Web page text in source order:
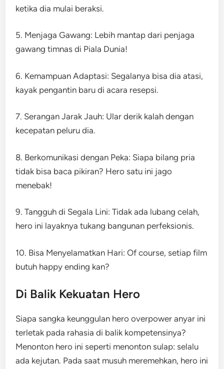
ketika dia mulai beraksi.
5. Menjaga Gawang: Lebih mantap dari penjaga
gawang timnas di Piala Dunia!
6. Kemampuan Adaptasi: Segalanya bisa dia atasi,
kayak pengantin baru di acara resepsi.
7. Serangan Jarak Jauh: Ular derik kalah dengan
kecepatan peluru dia.
8. Berkomunikasi dengan Peka: Siapa bilang pria
tidak bisa baca pikiran? Hero satu ini jago
menebak!
9. Tangguh di Segala Lini: Tidak ada lubang celah,
hero ini layaknya tukang bangunan perfeksionis.
10. Bisa Menyelamatkan Hari: Of course, setiap film
butuh happy ending kan?
Di Balik Kekuatan Hero
Siapa sangka keunggulan hero overpower anyar ini
terletak pada rahasia di balik kompetensinya?
Menonton hero ini seperti menonton sulap: selalu
ada kejutan. Pada saat musuh meremehkan, hero ini